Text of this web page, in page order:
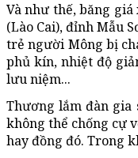
Và như thế, băng
(Lào Cai), đỉnh Mẫu
trẻ người Mông bị
phủ kín, nhiệt độ
lưu niệm...
Thương lắm đàn gia
không thể chống cự
hay đồng đó. Trong